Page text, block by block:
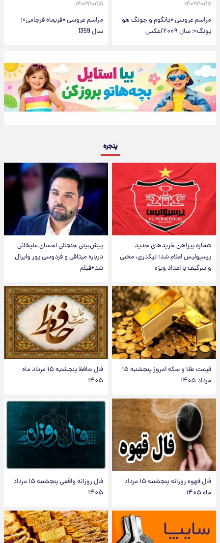
۱۴۰۳/۱۰/۱۶
مراسم عروسی «یانگوم و جونگ هو
یونگ»؛ سال ۲۰۰۹/عکس
۱۴۰۳/۱۰/۱۵
مراسم عروسی «فریماه فرجامی»؛
سال 1359
پنجره
شماره پیراهن خریدهای جدید
پرسپولیس اعلام شد؛ تیکدری، محبی
و سرگیف با اعداد ویژه
پیش‌بینی جنجالی احسان علیخانی
درباره میثاقی و فردوسی پور وایرال
شد+فیلم
قیمت طلا و سکه امروز پنجشنبه ۱۵
مرداد ۱۴۰۵
فال حافظ پنجشنبه ۱۵ مرداد ماه
۱۴۰۵
فال قهوه روزانه پنجشنبه ۱۵ مرداد
ماه ۱۴۰۵
فال روزانه واقعی پنجشنبه ۱۵ مرداد
۱۴۰۵